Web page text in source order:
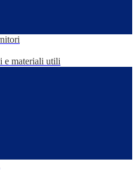
e materiali utili